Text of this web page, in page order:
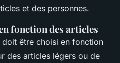
et des personnes.
fonction des articles
être choisi en fonction
des articles légers ou de